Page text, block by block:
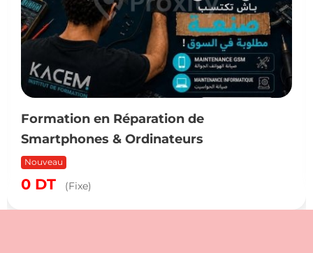
Formation en Réparation de
Smartphones & Ordinateurs
Nouveau
0 DT (Fixe)